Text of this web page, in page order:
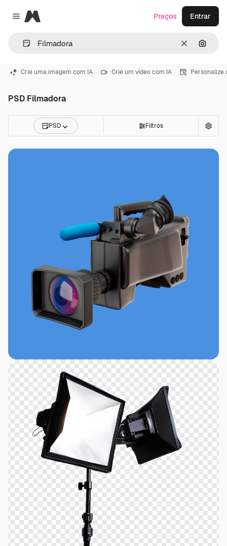
Close menu
Magnific
Limpar
Preços Entrar
Crie uma imagem com IA Crie um vídeo com IA Personalize
PSD Filmadora
PSD Filtros